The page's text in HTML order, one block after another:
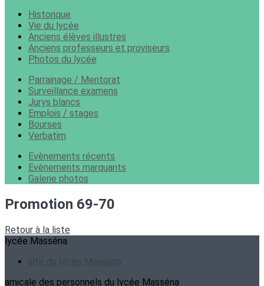
Historique
Vie du lycée
Anciens élèves illustres
Anciens professeurs et proviseurs
Photos du lycée
Parrainage / Mentorat
Surveillance examens
Jurys blancs
Emplois / stages
Bourses
Verbatim
Evènements récents
Evènements marquants
Galerie photos
Promotion 69-70
Retour à la liste
lycée Masséna
amicale des personnels du lycée Masséna